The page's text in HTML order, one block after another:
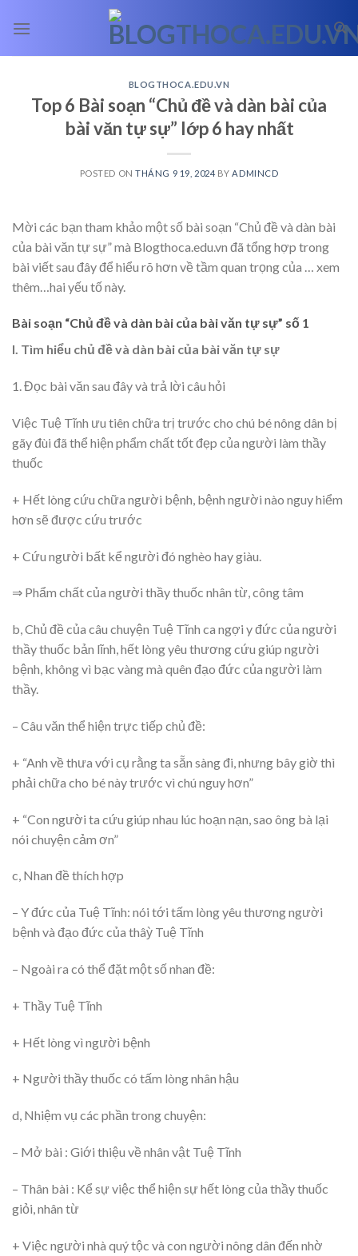
BLOGTHOCA.EDU.VN
Top 6 Bài soạn “Chủ đề và dàn bài của
bài văn tự sự” lớp 6 hay nhất
POSTED ONTHÁNG 9 19, 2024 BY ADMINCD
Mời các bạn tham khảo một số bài soạn “Chủ đề và dàn bài
của bài văn tự sự” mà Blogthoca.edu.vn đã tổng hợp trong
bài viết sau đây để hiểu rõ hơn về tầm quan trọng của
… xem
thêm… hai yếu tố này.
Bài soạn “Chủ đề và dàn bài của bài văn tự sự” số 1
I. Tìm hiểu chủ đề và dàn bài của bài văn tự sự
1. Đọc bài văn sau đây và trả lời câu hỏi
Việc Tuệ Tĩnh ưu tiên chữa trị trước cho chú bé nông dân bị
gãy đùi đã thể hiện phẩm chất tốt đẹp của người làm thầy
thuốc
+ Hết lòng cứu chữa người bệnh, bệnh người nào nguy hiểm
hơn sẽ được cứu trước
+ Cứu người bất kể người đó nghèo hay giàu.
⇒ Phẩm chất của người thầy thuốc nhân từ, công tâm
b, Chủ đề của câu chuyện Tuệ Tĩnh ca ngợi y đức của người
thầy thuốc bản lĩnh, hết lòng yêu thương cứu giúp người
bệnh, không vì bạc vàng mà quên đạo đức của người làm
thầy.
– Câu văn thể hiện trực tiếp chủ đề:
+ “Anh về thưa với cụ rằng ta sẵn sàng đi, nhưng bây giờ thì
phải chữa cho bé này trước vì chú nguy hơn”
+ “Con người ta cứu giúp nhau lúc hoạn nạn, sao ông bà lại
nói chuyện cảm ơn”
c, Nhan đề thích hợp
– Y đức của Tuệ Tĩnh: nói tới tấm lòng yêu thương người
bệnh và đạo đức của thâỳ Tuệ Tĩnh
– Ngoài ra có thể đặt một số nhan đề:
+ Thầy Tuệ Tĩnh
+ Hết lòng vì người bệnh
+ Người thầy thuốc có tấm lòng nhân hậu
d, Nhiệm vụ các phần trong chuyện:
– Mở bài : Giới thiệu về nhân vật Tuệ Tĩnh
– Thân bài : Kể sự việc thể hiện sự hết lòng của thầy thuốc
giỏi, nhân từ
+ Việc người nhà quý tộc và con người nông dân đến nhờ